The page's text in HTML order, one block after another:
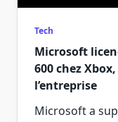
Tech
Microsoft
600 chez
l’entreprise
Microsoft a